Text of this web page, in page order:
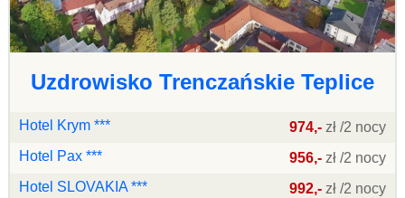
Uzdrowisko Trenczańskie Teplice
Hotel Krym *** 974,- zł /2 nocy
Hotel Pax ***
956,- zł /2 nocy
Hotel SLOVAKIA ***
992,- zł /2 nocy